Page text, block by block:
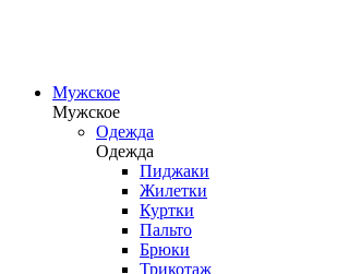
Мужское
Мужское
Одежда
Одежда
Пиджаки
Жилетки
Куртки
Пальто
Брюки
Трикотаж